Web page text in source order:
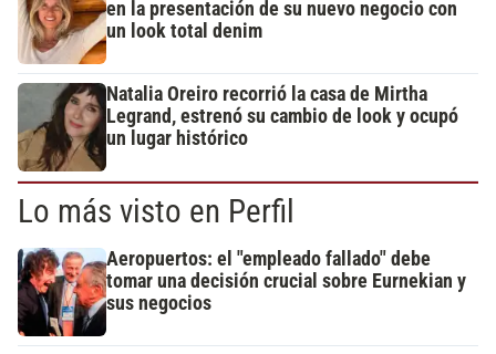
en la presentación de su nuevo negocio con
un look total denim
Natalia Oreiro recorrió la casa de Mirtha
Legrand, estrenó su cambio de look y ocupó
un lugar histórico
Lo más visto en Perfil
Aeropuertos: el "empleado fallado" debe
tomar una decisión crucial sobre Eurnekian y
sus negocios